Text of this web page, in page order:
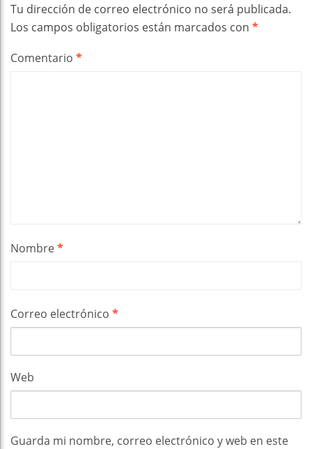
Tu dirección de correo electrónico no será publicada.
Los campos obligatorios están marcados con *
Comentario *
Nombre*
Correo electrónico *
Web
Guarda mi nombre, correo electrónico y web en este